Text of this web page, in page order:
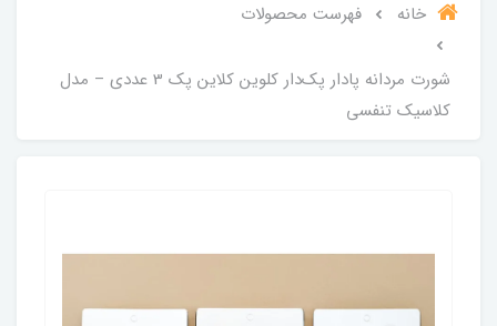
خانه فهرست محصولات
شورت مردانه پادار پک‌دار کلوین کلاین پک 3 عددی – مدل
کلاسیک تنفسی